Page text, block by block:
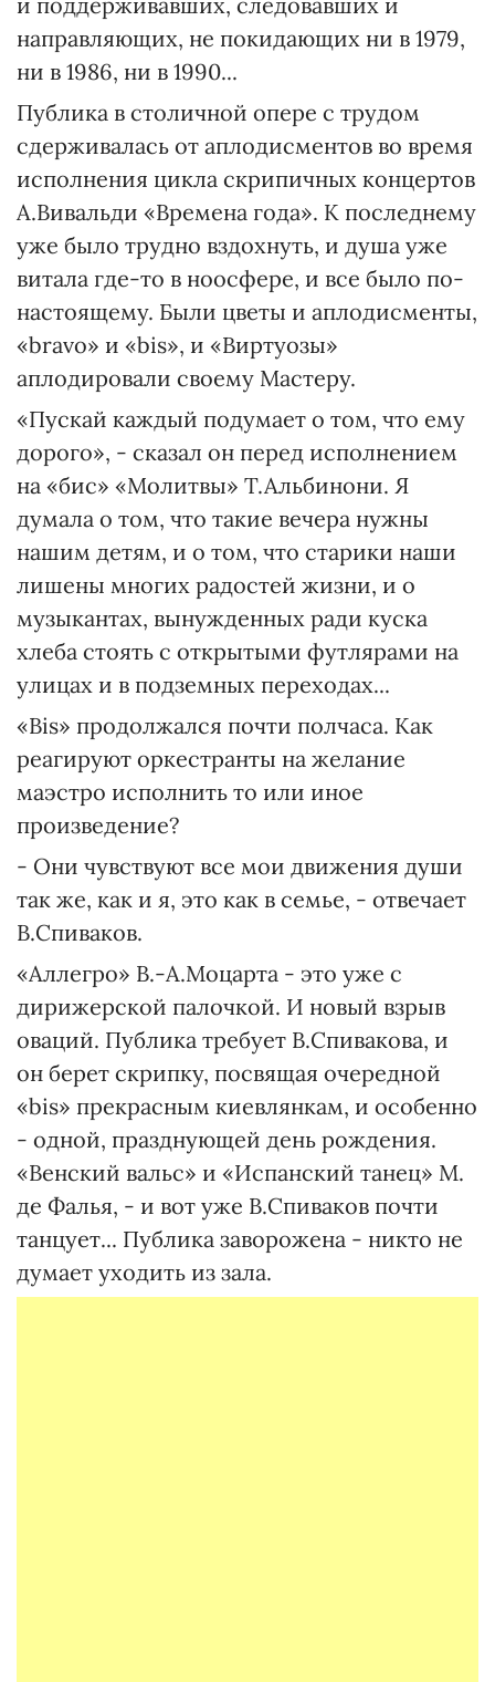
направляющих, не покидающих ни в 1979,
ни в 1986, ни в 1990...
Публика в столичной опере с трудом
сдерживалась от аплодисментов во время
исполнения цикла скрипичных концертов
А.Вивальди «Времена года». К последнему
уже было трудно вздохнуть, и душа уже
витала где-то в ноосфере, и все было по-
настоящему. Были цветы и аплодисменты,
«bravo» и «bis», и «Виртуозы»
аплодировали своему Мастеру.
«Пускай каждый подумает о том, что ему
дорого», - сказал он перед исполнением
на «бис» «Молитвы» Т.Альбинони. Я
думала о том, что такие вечера нужны
нашим детям, и о том, что старики наши
лишены многих радостей жизни, и о
музыкантах, вынужденных ради куска
хлеба стоять с открытыми футлярами на
улицах и в подземных переходах...
«Bis» продолжался почти полчаса. Как
реагируют оркестранты на желание
маэстро исполнить то или иное
произведение?
- Они чувствуют все мои движения души
так же, как и я, это как в семье, - отвечает
В.Спиваков.
«Аллегро» В.-А.Моцарта - это уже с
дирижерской палочкой. И новый взрыв
оваций. Публика требует В.Спивакова, и
он берет скрипку, посвящая очередной
«bis» прекрасным киевлянкам, и особенно
- одной, празднующей день рождения.
«Венский вальс» и «Испанский танец» М.
де Фалья, - и вот уже В.Спиваков почти
танцует... Публика заворожена - никто не
думает уходить из зала.